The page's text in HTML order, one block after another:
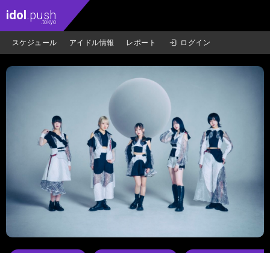
idol.push
.tokyo
スケジュール アイドル情報 レポート ログイン